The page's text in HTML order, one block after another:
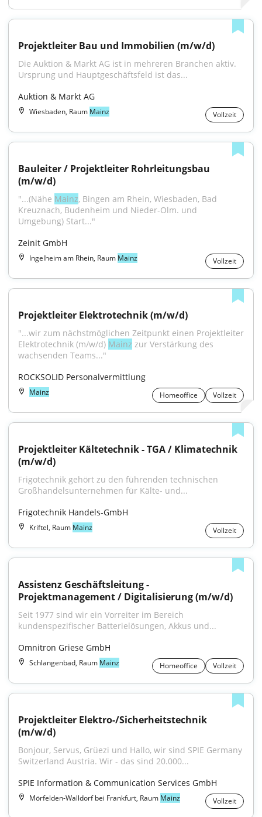
Projektleiter Bau und Immobilien (m/w/d)
Die Auktion & Markt AG ist in mehreren Branchen aktiv.
Ursprung und Hauptgeschäftsfeld ist das...
Auktion & Markt AG
Wiesbaden, Raum Mainz Vollzeit
Bauleiter / Projektleiter Rohrleitungsbau
(m/w/d)
"...(Nähe Mainz, Bingen am Rhein, Wiesbaden, Bad
Kreuznach, Budenheim und Nieder-Olm. und
Umgebung) Start..."
Zeinit GmbH
Ingelheim am Rhein, Raum Mainz Vollzeit
Projektleiter Elektrotechnik (m/w/d)
"...wir zum nächstmöglichen Zeitpunkt einen Projektleiter
Elektrotechnik (m/w/d) Mainz zur Verstärkung des
wachsenden Teams..."
ROCKSOLID Personalvermittlung
Mainz Homeoffice Vollzeit
Projektleiter Kältetechnik - TGA / Klimatechnik
(m/w/d)
Frigotechnik gehört zu den führenden technischen
Großhandelsunternehmen für Kälte- und...
Frigotechnik Handels-GmbH
Kriftel, Raum Mainz Vollzeit
Assistenz Geschäftsleitung -
Projektmanagement / Digitalisierung (m/w/d)
Seit 1977 sind wir ein Vorreiter im Bereich
kundenspezifischer Batterielösungen, Akkus und...
Omnitron Griese GmbH
Schlangenbad, Raum Mainz Homeoffice Vollzeit
Projektleiter Elektro-/Sicherheitstechnik
(m/w/d)
Bonjour, Servus, Grüezi und Hallo, wir sind SPIE Germany
Switzerland Austria. Wir - das sind 20.000...
SPIE Information & Communication Services GmbH
Mörfelden-Walldorf bei Frankfurt, Raum Mainz Vollzeit